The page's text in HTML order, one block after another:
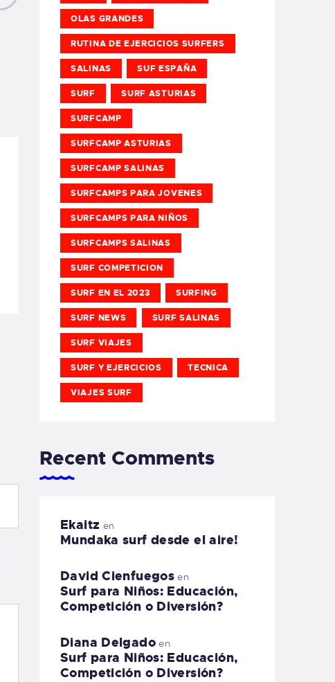
OLAS GRANDES
RUTINA DE EJERCICIOS SURFERS
SALINAS SUF ESPAÑA
SURF SURF ASTURIAS
SURFCAMP
SURFCAMP ASTURIAS
SURFCAMP SALINAS
SURFCAMPS PARA JOVENES
SURFCAMPS PARA NIÑOS
SURFCAMPS SALINAS
SURF COMPETICION
SURF EN EL 2023 SURFING
SURF NEWS SURF SALINAS
SURF VIAJES
SURF Y EJERCICIOS TECNICA
VIAJES SURF
Recent Comments
Ekaitz en
Mundaka surf desde el aire!
David Cienfuegos en
Surf para Niños: Educación,
Competición o Diversión?
Diana Delgadoen
Surf para Niños: Educación,
Competición o Diversión?